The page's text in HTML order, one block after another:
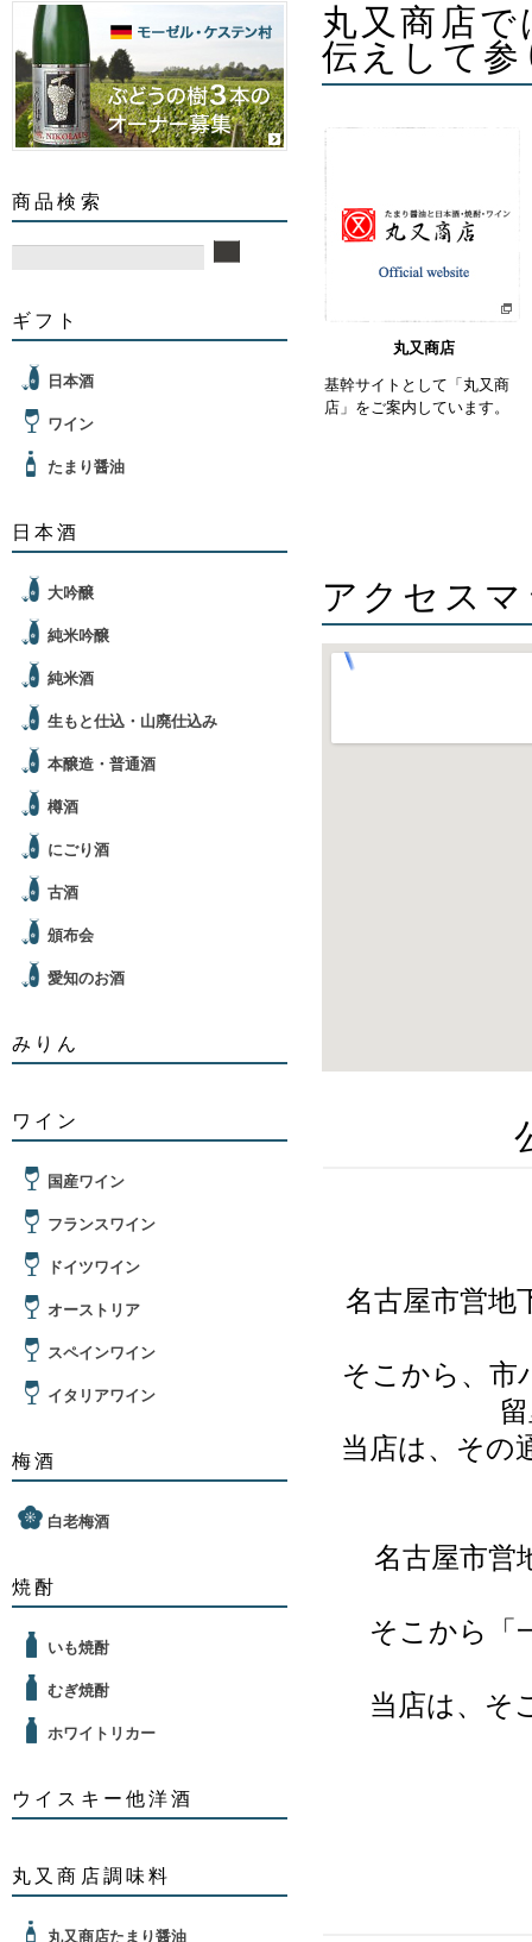
商品検索
ギフト
日本酒
ワイン
たまり醤油
日本酒
大吟醸
純米吟醸
純米酒
生もと仕込・山廃仕込み
本醸造・普通酒
樽酒
にごり酒
古酒
頒布会
愛知のお酒
みりん
ワイン
国産ワイン
フランスワイン
ドイツワイン
オーストリア
スペインワイン
イタリアワイン
梅酒
白老梅酒
焼酎
いも焼酎
むぎ焼酎
ホワイトリカー
ウイスキー他洋酒
丸又商店調味料
丸又商店たまり醤油
丸又商店
伝えして
丸又商店
基幹サイトとして「丸又商
店」をご案内しています。
アクセス
名古屋市営地
そこから、市
当店は、その
名古屋市営
そこから「
当店は、そ